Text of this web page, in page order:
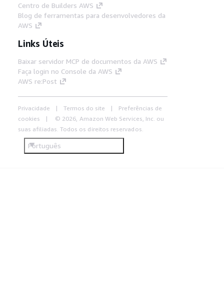
Centro de Builders AWS
Blog de ferramentas para desenvolvedores da
AWS
Links Úteis
Baixar servidor MCP de documentos da AWS
Faça login no Console da AWS
AWS re:Post
Privacidade Termos do site
Preferências de
cookies
© 2026, Amazon Web Services, Inc. ou
suas afiliadas. Todos os direitos reservados.
Português